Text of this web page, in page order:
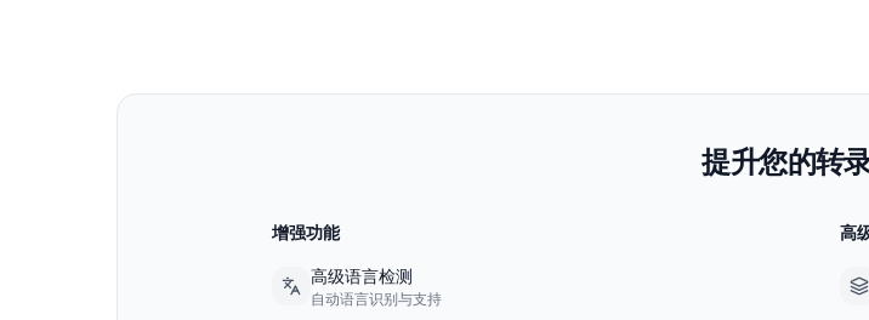
提升您的转
增强功能
高级语言检测
自动语言识别与支持
高